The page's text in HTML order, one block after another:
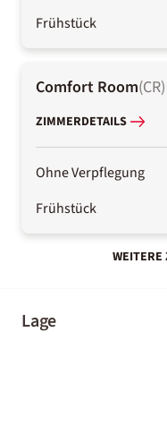
Frühstück
Comfort Room(CR)
ZIMMERDETAILS
Ohne Verpflegung
Frühstück
Lage